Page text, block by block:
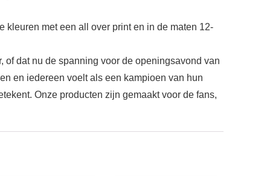
kleuren met een all over print en in de maten 12-
dat nu de spanning voor de openingsavond van
en iedereen voelt als een kampioen van hun
Onze producten zijn gemaakt voor de fans,